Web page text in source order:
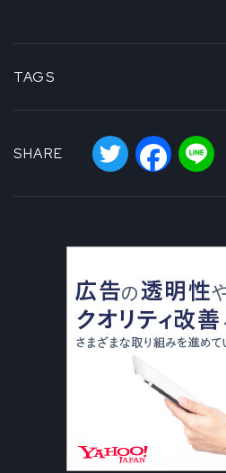
TAGS
SHARE
Twitter